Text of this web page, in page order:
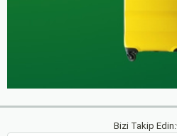
Bizi Takip Edin: